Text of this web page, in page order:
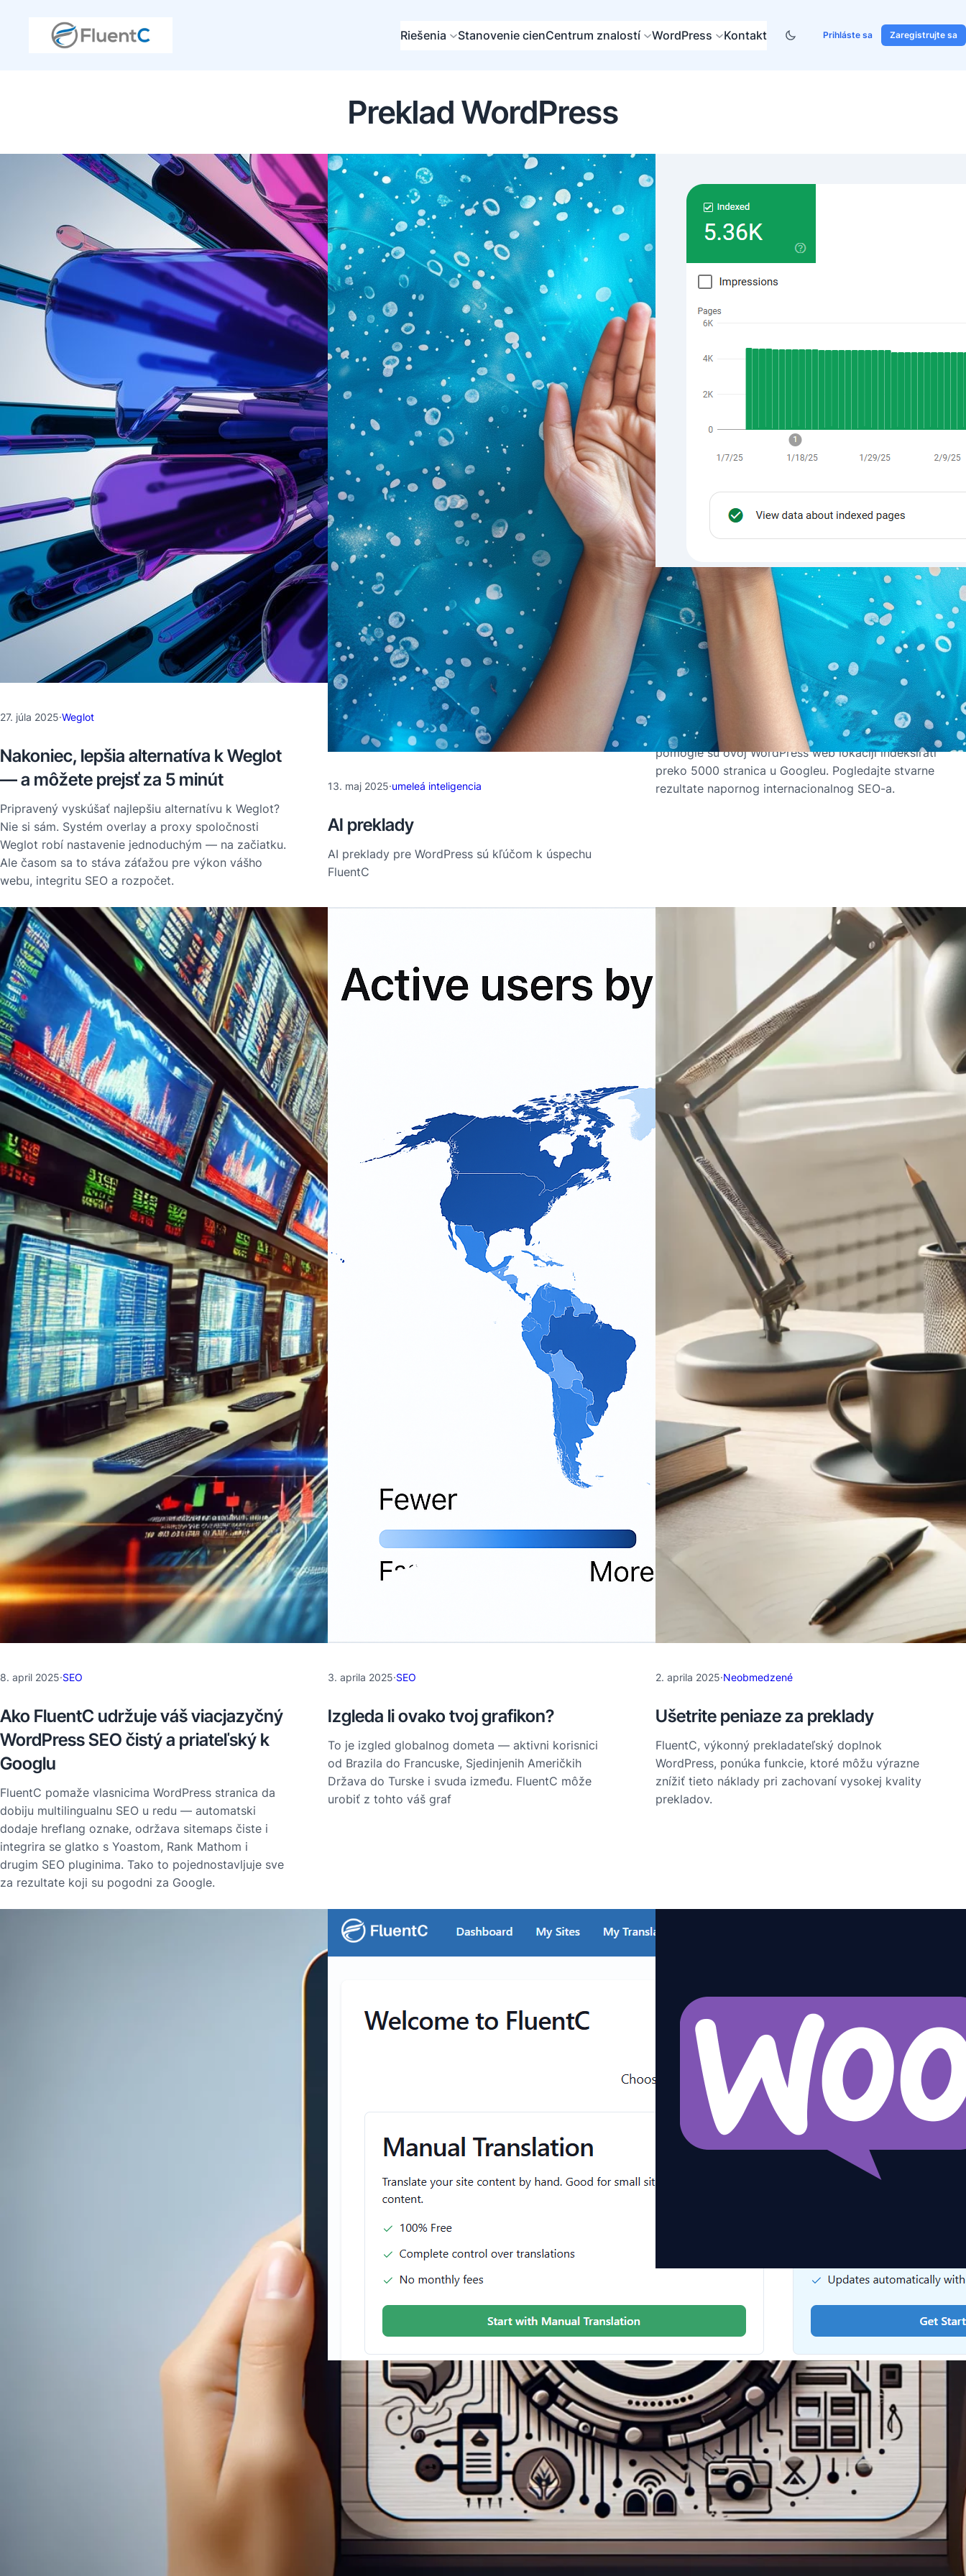
Riešenia Stanovenie cienCentrum znalostí WordPress Kontakt Prihláste sa Zaregistrujte sa
Preklad WordPress
27. júla 2025·Weglot
Nakoniec, lepšia alternatíva k Weglot
— a môžete prejsť za 5 minút
Pripravený vyskúšať najlepšiu alternatívu k Weglot?
Nie si sám. Systém overlay a proxy spoločnosti
Weglot robí nastavenie jednoduchým — na začiatku.
Ale časom sa to stáva záťažou pre výkon vášho
webu, integritu SEO a rozpočet.
13. maj 2025·umeleá inteligencia
AI preklady
AI preklady pre WordPress sú kľúčom k úspechu
FluentC
8. april 2025
Prave SEO rezultati: Kako je FluentC-
jeva Hreflang podpora samodejno
indeksirala preko 5.000 strani
Samo s 31 objavama i 17 stranica, FluentC-jeve
automatske značajke hreflang i SEO za više jezika
pomogle su ovoj WordPress web lokaciji indeksirati
preko 5000 stranica u Googleu. Pogledajte stvarne
rezultate napornog internacionalnog SEO-a.
8. april 2025·SEO
Ako FluentC udržuje váš viacjazyčný
WordPress SEO čistý a priateľský k
Googlu
FluentC pomaže vlasnicima WordPress stranica da
dobiju multilingualnu SEO u redu — automatski
dodaje hreflang oznake, održava sitemaps čiste i
integrira se glatko s Yoastom, Rank Mathom i
drugim SEO pluginima. Tako to pojednostavljuje sve
za rezultate koji su pogodni za Google.
3. aprila 2025·SEO
Izgleda li ovako tvoj grafikon?
To je izgled globalnog dometa — aktivni korisnici
od Brazila do Francuske, Sjedinjenih Američkih
Država do Turske i svuda između. FluentC môže
urobiť z tohto váš graf
2. aprila 2025·Neobmedzené
Ušetrite peniaze za preklady
FluentC, výkonný prekladateľský doplnok
WordPress, ponúka funkcie, ktoré môžu výrazne
znížiť tieto náklady pri zachovaní vysokej kvality
prekladov.
Ako na to
Ako preložiť svoju stránku
WordPress zadarmo pomocou
FluentC
Po kreiranju besplatnog FluentC računa, možete
dodati lokaciju za prevođenje besplatno pomoću
ručnih prijevoda. Preložte svoju stránku WordPress
zadarmo
4. marca 2025·Riešenia WooCommerce
Prečo webové stránky
elektronického obchodu potrebujú
viacjazyčné SEO
Danes globalne tržni poglede spletne trgovine imajo
neprejšnji priložnosti za doseganje kupcev po vsem
svetu. No entanto, ovaj globalni doseg donosi i
vlastiti skup izazova – posebno kad je riječ o
vidljivosti na međunarodnim tržištima. Ovo je mjesto
gdje se višejezna SEO ne postaje samo korisno, već
i bitno za uspjeh e-trgovine.